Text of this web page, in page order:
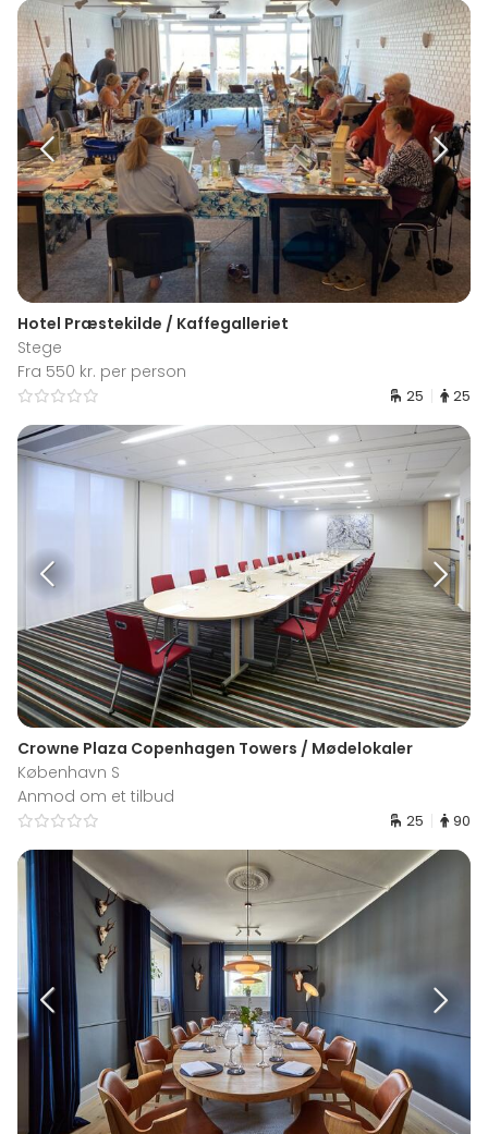
Hotel Præstekilde / Kaffegalleriet
Stege
Fra 550 kr. per person
25 25
Crowne Plaza Copenhagen Towers / Mødelokaler
København S
Anmod om et tilbud
25 90